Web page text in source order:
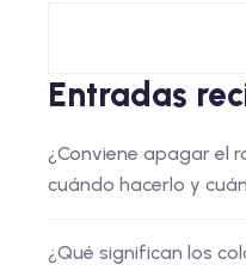
Entradas
¿Conviene apagar el
cuándo hacerlo y
¿Qué significan los